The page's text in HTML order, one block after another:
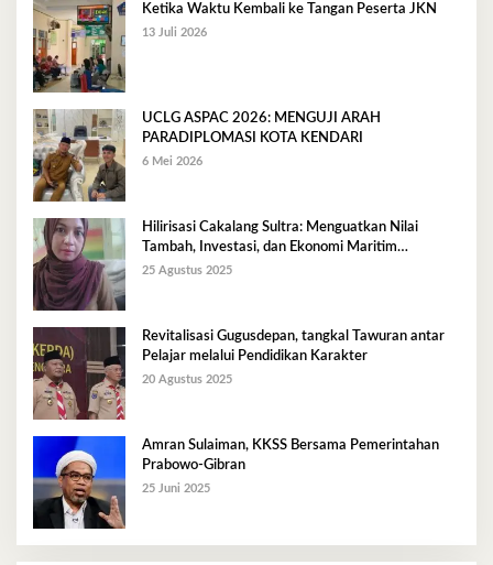
Ketika Waktu Kembali ke Tangan Peserta JKN
13 Juli 2026
UCLG ASPAC 2026: MENGUJI ARAH
PARADIPLOMASI KOTA KENDARI
6 Mei 2026
Hilirisasi Cakalang Sultra: Menguatkan Nilai
Tambah, Investasi, dan Ekonomi Maritim
Berkelanjutan
25 Agustus 2025
Revitalisasi Gugusdepan, tangkal Tawuran antar
Pelajar melalui Pendidikan Karakter
20 Agustus 2025
Amran Sulaiman, KKSS Bersama Pemerintahan
Prabowo-Gibran
25 Juni 2025